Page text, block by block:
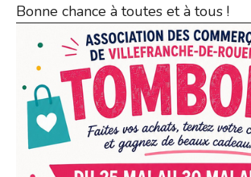
Bonne chance à toutes et à tous !